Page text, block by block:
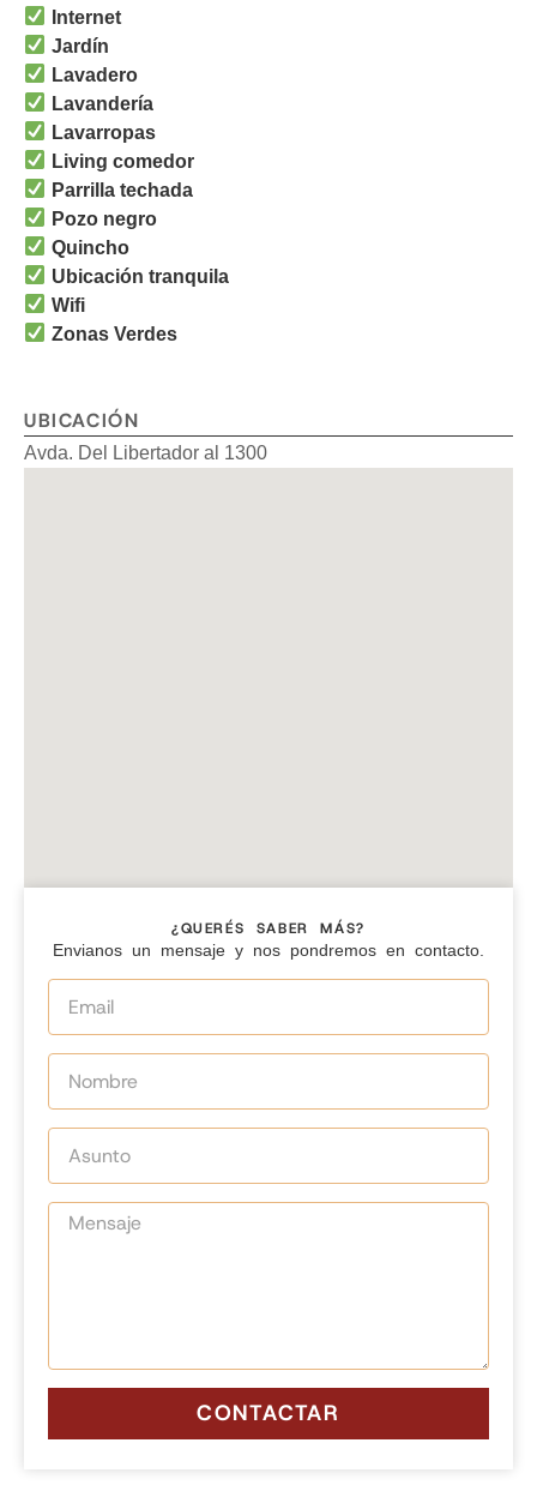
Internet
Jardín
Lavadero
Lavandería
Lavarropas
Living comedor
Parrilla techada
Pozo negro
Quincho
Ubicación tranquila
Wifi
Zonas Verdes
UBICACIÓN
Avda. Del Libertador al 1300
¿QUERÉS SABER MÁS?
Envianos un mensaje y nos pondremos en contacto.
CONTACTAR